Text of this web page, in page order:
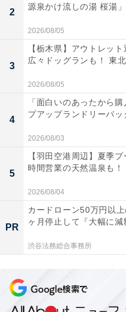
2
源泉かけ流しの湯 桜湯
2026/08/05
3
【栃木県】アウトレッ
広々ドッグランも！ 東
2026/08/05
4
「面白いのあったから
プアップランドリーバッ
2026/08/03
5
【羽田空港周辺】夏季
時間営業の天然温泉も！
2026/08/04
PR
カードローン50万円以
ヶ月停止して『大幅に減
渋谷法務総合事務所